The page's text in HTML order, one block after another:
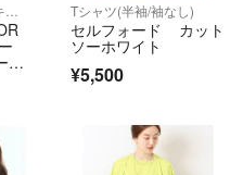
Tシャツ(半袖/袖なし)
セルフォード カット
ソーホワイト
¥5,500